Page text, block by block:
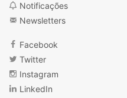
Notificações
Newsletters
Facebook
Twitter
Instagram
LinkedIn